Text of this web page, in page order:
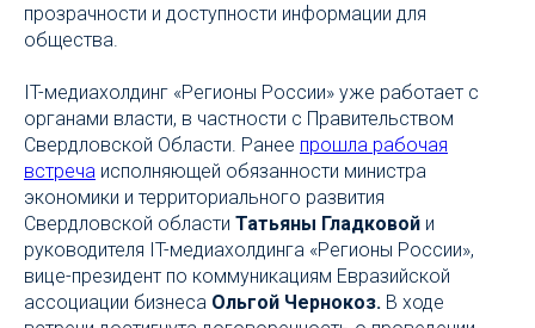
прозрачности и доступности информации для
общества.
IT-медиахолдинг «Регионы России» уже работает с
органами власти, в частности с Правительством
Свердловской Области. Ранее прошла рабочая
встреча исполняющей обязанности министра
экономики и территориального развития
Свердловской области Татьяны Гладковой и
руководителя IT-медиахолдинга «Регионы России»,
вице-президент по коммуникациям Евразийской
ассоциации бизнеса Ольгой Чернокоз. В ходе